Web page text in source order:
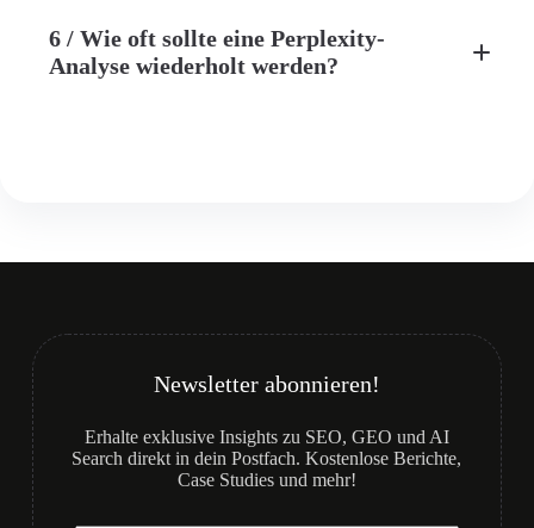
strukturierten und eindeutigen Informationen
6 / Wie oft sollte eine Perplexity-
Analyse wiederholt werden?
Newsletter abonnieren!
Erhalte exklusive Insights zu SEO, GEO und AI
Search direkt in dein Postfach. Kostenlose Berichte,
Case Studies und mehr!